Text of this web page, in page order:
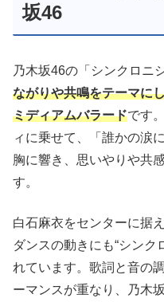
坂46
乃木坂46の「シンクロニ
ながりや共鳴をテーマに
ミディアムバラードです
ィに乗せて、「誰かの涙
胸に響き、思いやりや共
す。
白石麻衣をセンターに据
ダンスの動きにも“シンク
れています。歌詞と音の
ーマンスが重なり、乃木